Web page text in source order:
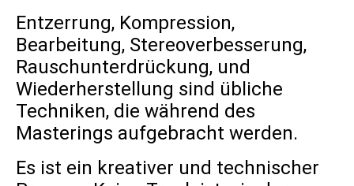
Entzerrung, Kompression,
Bearbeitung, Stereoverbesserung,
Rauschunterdrückung, und
Wiederherstellung sind übliche
Techniken, die während des
Masterings aufgebracht werden.
Es ist ein kreativer und technischer